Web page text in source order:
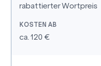
rabattierter Wortpreis
ca. 120 €